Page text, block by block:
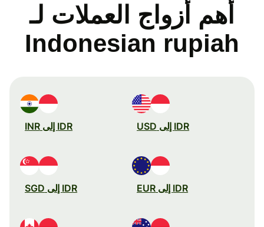
أهم أزواج العملات لـ
Indonesian rupiah
IDR إلى USD IDR إلى INR
IDR إلى EUR IDR إلى SGD